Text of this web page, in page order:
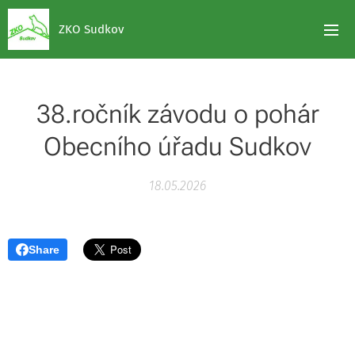
ZKO Sudkov
38.ročník závodu o pohár
Obecního úřadu Sudkov
18.05.2026
Share